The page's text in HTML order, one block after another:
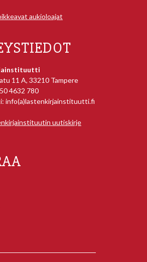
aukioloajat
11 A, 33210 Tampere
4632 780
info(a)lastenkirjainstituutti.fi
uutiskirje